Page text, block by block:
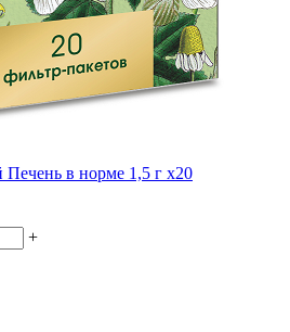
в норме 1,5 г x20
+